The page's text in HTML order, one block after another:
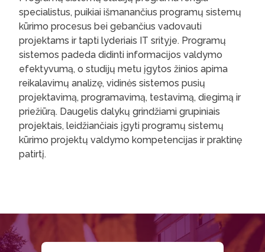
specialistus, puikiai išmanančius programų sistemų
kūrimo procesus bei gebančius vadovauti
projektams ir tapti lyderiais IT srityje. Programų
sistemos padeda didinti informacijos valdymo
efektyvumą, o studijų metu įgytos žinios apima
reikalavimų analizę, vidinės sistemos pusių
projektavimą, programavimą, testavimą, diegimą ir
priežiūrą. Daugelis dalykų grindžiami grupiniais
projektais, leidžiančiais įgyti programų sistemų
kūrimo projektų valdymo kompetencijas ir praktinę
patirtį.